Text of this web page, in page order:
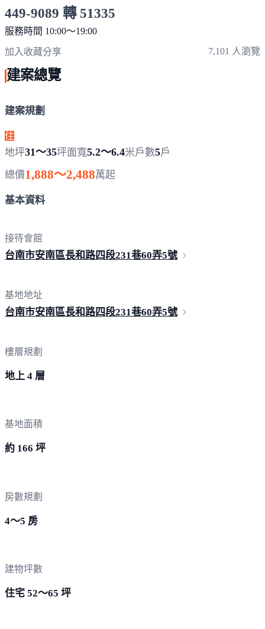
449-9089 轉 51335
服務時間 10:00～19:00
加入收藏分享 7,101 人瀏覽
建案總覽
建案規劃
住
地坪31～35坪面寬5.2～6.4米戶數5戶
總價1,888～2,488萬起
基本資料
接待會館
台南市安南區長和路四段231巷60弄5號
基地地址
台南市安南區長和路四段231巷60弄5號
樓層規劃
地上 4 層
基地面積
約 166 坪
房數規劃
4～5 房
建物坪數
住宅 52～65 坪